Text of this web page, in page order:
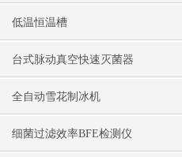
低温恒温槽
台式脉动真空快速灭菌器
全自动雪花制冰机
细菌过滤效率BFE检测仪